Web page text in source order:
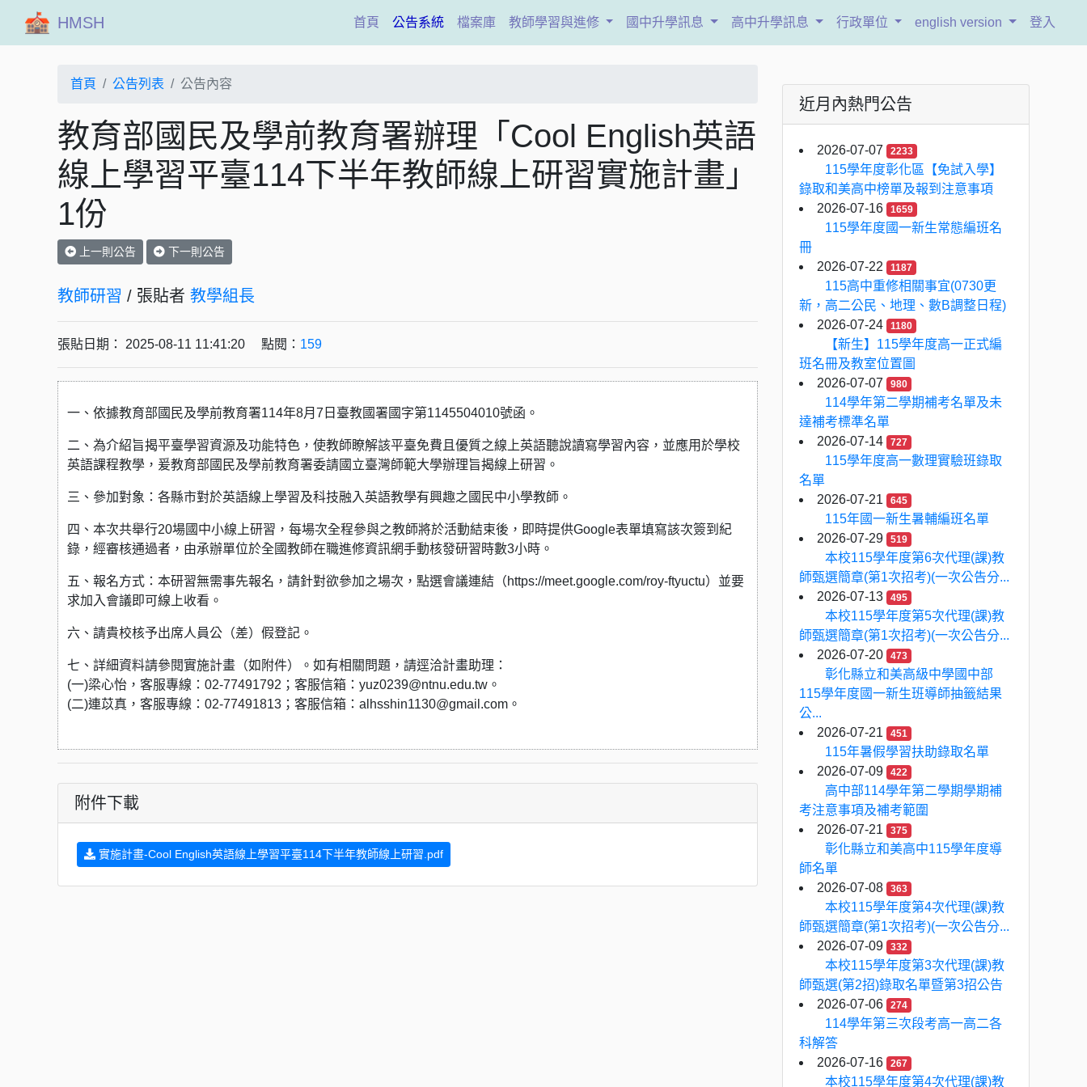
HMSH 首頁(current)
公告系統 檔案庫 教師學習與進修 國中升學訊息 高中升學訊息 行政單位 english version 登入
首頁 公告列表 公告內容
教育部國民及學前教育署辦理「Cool English英語
線上學習平臺114下半年教師線上研習實施計畫」
1份
上一則公告 下一則公告
教師研習 / 張貼者 教學組長
張貼日期： 2025-08-11 11:41:20 點閱： 159
一、依據教育部國民及學前教育署114年8月7日臺教國署國字第1145504010號函。
二、為介紹旨揭平臺學習資源及功能特色，使教師瞭解該平臺免費且優質之線上英語聽說讀寫學習內容，並應用於學校
英語課程教學，爰教育部國民及學前教育署委請國立臺灣師範大學辦理旨揭線上研習。
三、參加對象：各縣市對於英語線上學習及科技融入英語教學有興趣之國民中小學教師。
四、本次共舉行20場國中小線上研習，每場次全程參與之教師將於活動結束後，即時提供Google表單填寫該次簽到紀
錄，經審核通過者，由承辦單位於全國教師在職進修資訊網手動核發研習時數3小時。
五、報名方式：本研習無需事先報名，請針對欲參加之場次，點選會議連結（https://meet.google.com/roy-ftyuctu）並要
求加入會議即可線上收看。
六、請貴校核予出席人員公（差）假登記。
七、詳細資料請參閱實施計畫（如附件）。如有相關問題，請逕洽計畫助理：
(一)梁心怡，客服專線：02-77491792；客服信箱：yuz0239@ntnu.edu.tw。
(二)連苡真，客服專線：02-77491813；客服信箱：alhsshin1130@gmail.com。
附件下載
實施計畫-Cool English英語線上學習平臺114下半年教師線上研習.pdf
近月內熱門公告
2026-07-07 2233
115學年度彰化區【免試入學】
錄取和美高中榜單及報到注意事項
2026-07-16
1659
115學年度國一新生常態編班名
冊
2026-07-22
1187
115高中重修相關事宜(0730更
新，高二公民、地理、數B調整日程)
2026-07-24
1180
【新生】115學年度高一正式編
班名冊及教室位置圖
2026-07-07
980
114學年第二學期補考名單及未
達補考標準名單
2026-07-14
727
115學年度高一數理實驗班錄取
名單
2026-07-21
645
115年國一新生暑輔編班名單
2026-07-29
519
本校115學年度第6次代理(課)教
師甄選簡章(第1次招考)(一次公告分...
2026-07-13
495
本校115學年度第5次代理(課)教
師甄選簡章(第1次招考)(一次公告分...
2026-07-20
473
彰化縣立和美高級中學國中部
115學年度國一新生班導師抽籤結果
公...
2026-07-21
451
115年暑假學習扶助錄取名單
2026-07-09
422
高中部114學年第二學期學期補
考注意事項及補考範圍
2026-07-21
375
彰化縣立和美高中115學年度導
師名單
2026-07-08
363
本校115學年度第4次代理(課)教
師甄選簡章(第1次招考)(一次公告分...
2026-07-09
332
本校115學年度第3次代理(課)教
師甄選(第2招)錄取名單暨第3招公告
2026-07-06
274
114學年第三次段考高一高二各
科解答
2026-07-16
267
本校115學年度第4次代理(課)教